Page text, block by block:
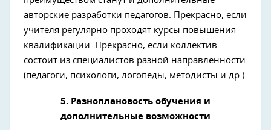
авторские разработки педагогов. Прекрасно, если
учителя регулярно проходят курсы повышения
квалификации. Прекрасно, если коллектив
состоит из специалистов разной направленности
(педагоги, психологи, логопеды, методисты и др.).
5. Разноплановость обучения и
дополнительные возможности